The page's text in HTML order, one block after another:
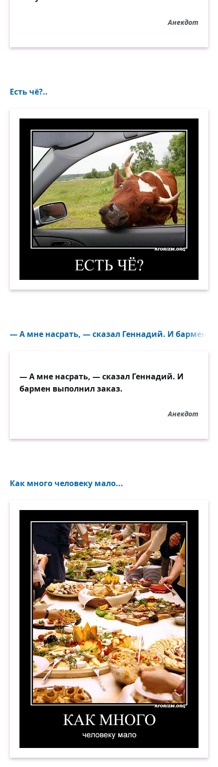
Анекдот
Есть чё?..
— А мне насрать, — сказал Геннадий. И бармен
— А мне насрать, — сказал Геннадий. И
бармен выполнил заказ.
Анекдот
Как много человеку мало...